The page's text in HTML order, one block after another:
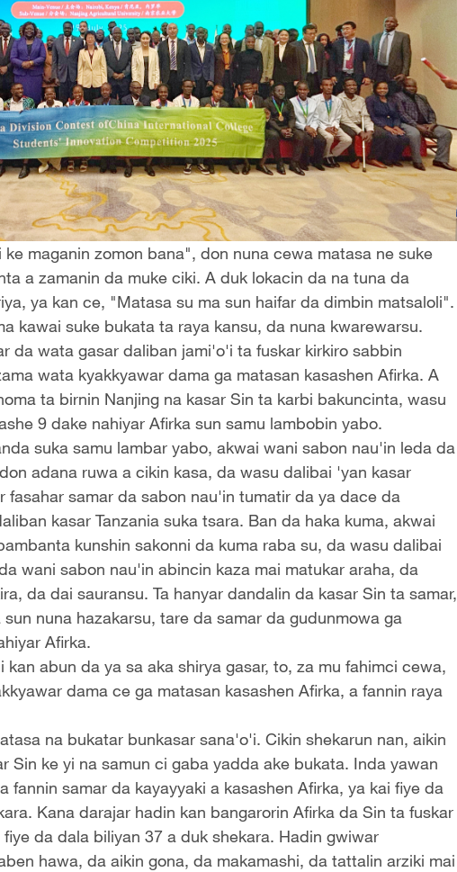
maganin zomon bana", don nuna cewa matasa ne suke
a zamanin da muke ciki. A duk lokacin da na tuna da
ya kan ce, "Matasa su ma sun haifar da dimbin matsaloli".
kawai suke bukata ta raya kansu, da nuna kwarewarsu.
da wata gasar daliban jami'o'i ta fuskar kirkiro sabbin
wata kyakkyawar dama ga matasan kasashen Afirka. A
ta birnin Nanjing na kasar Sin ta karbi bakuncinta, wasu
9 dake nahiyar Afirka sun samu lambobin yabo.
suka samu lambar yabo, akwai wani sabon nau'in leda da
adana ruwa a cikin kasa, da wasu dalibai 'yan kasar
fasahar samar da sabon nau'in tumatir da ya dace da
kasar Tanzania suka tsara. Ban da haka kuma, akwai
kunshin sakonni da kuma raba su, da wasu dalibai
wani sabon nau'in abincin kaza mai matukar araha, da
da dai sauransu. Ta hanyar dandalin da kasar Sin ta samar,
nuna hazakarsu, tare da samar da gudunmowa ga
Afirka.
abun da ya sa aka shirya gasar, to, za mu fahimci cewa,
dama ce ga matasan kasashen Afirka, a fannin raya
na bukatar bunkasar sana'o'i. Cikin shekarun nan, aikin
Sin ke yi na samun ci gaba yadda ake bukata. Inda yawan
fannin samar da kayayyaki a kasashen Afirka, ya kai fiye da
Kana darajar hadin kan bangarorin Afirka da Sin ta fuskar
da dala biliyan 37 a duk shekara. Hadin gwiwar
hawa, da aikin gona, da makamashi, da tattalin arziki mai